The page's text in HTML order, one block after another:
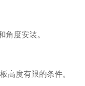
角度安装。
高度有限的条件。